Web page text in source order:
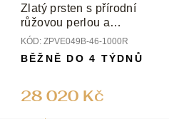
Zlatý prsten s přírodní
růžovou perlou a
diamanty
KÓD: ZPVE049B-46-1000R
28 020 Kč
BĚŽNĚ DO 4 TÝDNŮ